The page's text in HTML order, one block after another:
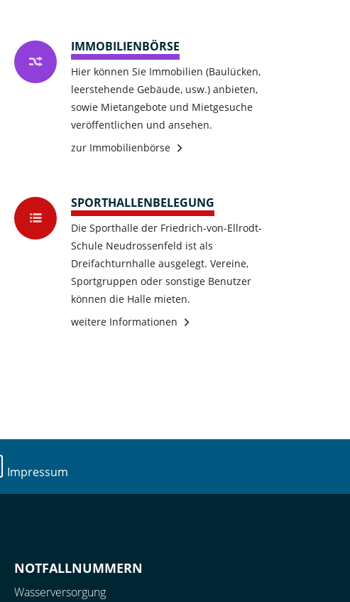
IMMOBILIENBÖRSE
Hier können Sie Immobilien (Baulücken,
leerstehende Gebäude, usw.) anbieten,
sowie Mietangebote und Mietgesuche
veröffentlichen und ansehen.
zur Immobilienbörse
SPORTHALLENBELEGUNG
Die Sporthalle der Friedrich-von-Ellrodt-
Schule Neudrossenfeld ist als
Dreifachturnhalle ausgelegt. Vereine,
Sportgruppen oder sonstige Benutzer
können die Halle mieten.
weitere Informationen
Impressum
NOTFALLNUMMERN
Wasserversorgung